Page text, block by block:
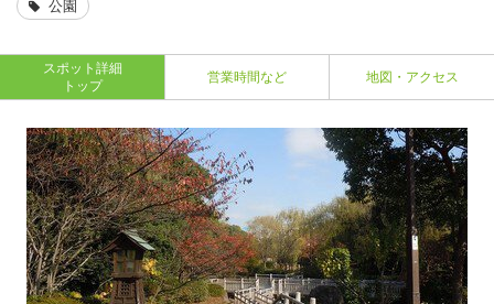
公園
スポット詳細
トップ
営業時間など 地図・アクセス